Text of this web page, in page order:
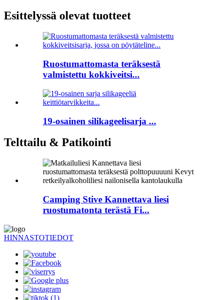
Esittelyssä olevat tuotteet
Ruostumattomasta teräksestä
valmistettu kokkiveitsi...
19-osainen silikageelisarja ...
Telttailu & Patikointi
Camping Stive Kannettava liesi
ruostumatonta terästä Fi...
HINNASTOTIEDOT